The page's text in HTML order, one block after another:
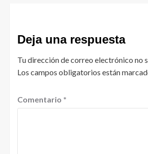
Deja una respuesta
Tu dirección de correo electrónico no
Los campos obligatorios están
Comentario *